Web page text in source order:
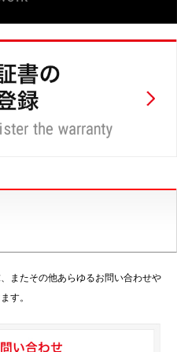
またその他あらゆるお問い合わせや
す。